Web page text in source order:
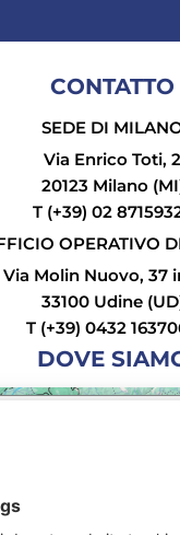
CONTATTO
SEDE DI
Via Enrico Toti, 2
20123 Milano
T (+39) 02
OPERATIVO
Via Molin Nuovo, 37
33100 Udine
T (+39) 0432
DOVE
a third party service to
stesso